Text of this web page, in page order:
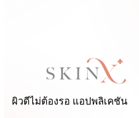
ผิวดีไม่ต้องรอ แอปพลิเคชัน